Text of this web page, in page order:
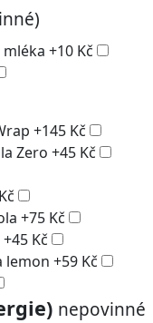
+10 Kč
+145 Kč
Zero +45 Kč
Kč
+75 Kč
+45 Kč
lemon +59 Kč
nepovinné